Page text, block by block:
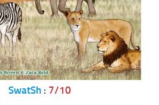
SwatSh : 7/10